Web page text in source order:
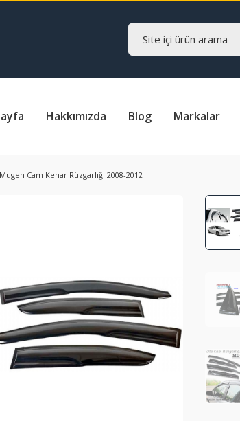
Hakkımızda Blog Markalar
Cam Kenar Rüzgarlığı 2008-2012